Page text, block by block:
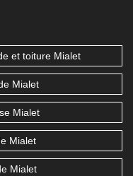
et toiture Mialet
Mialet
Mialet
Mialet
Mialet